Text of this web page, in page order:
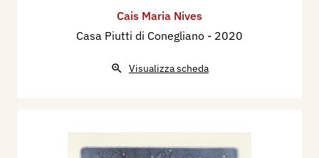
Cais Maria Nives
Casa Piutti di Conegliano - 2020
Visualizza scheda